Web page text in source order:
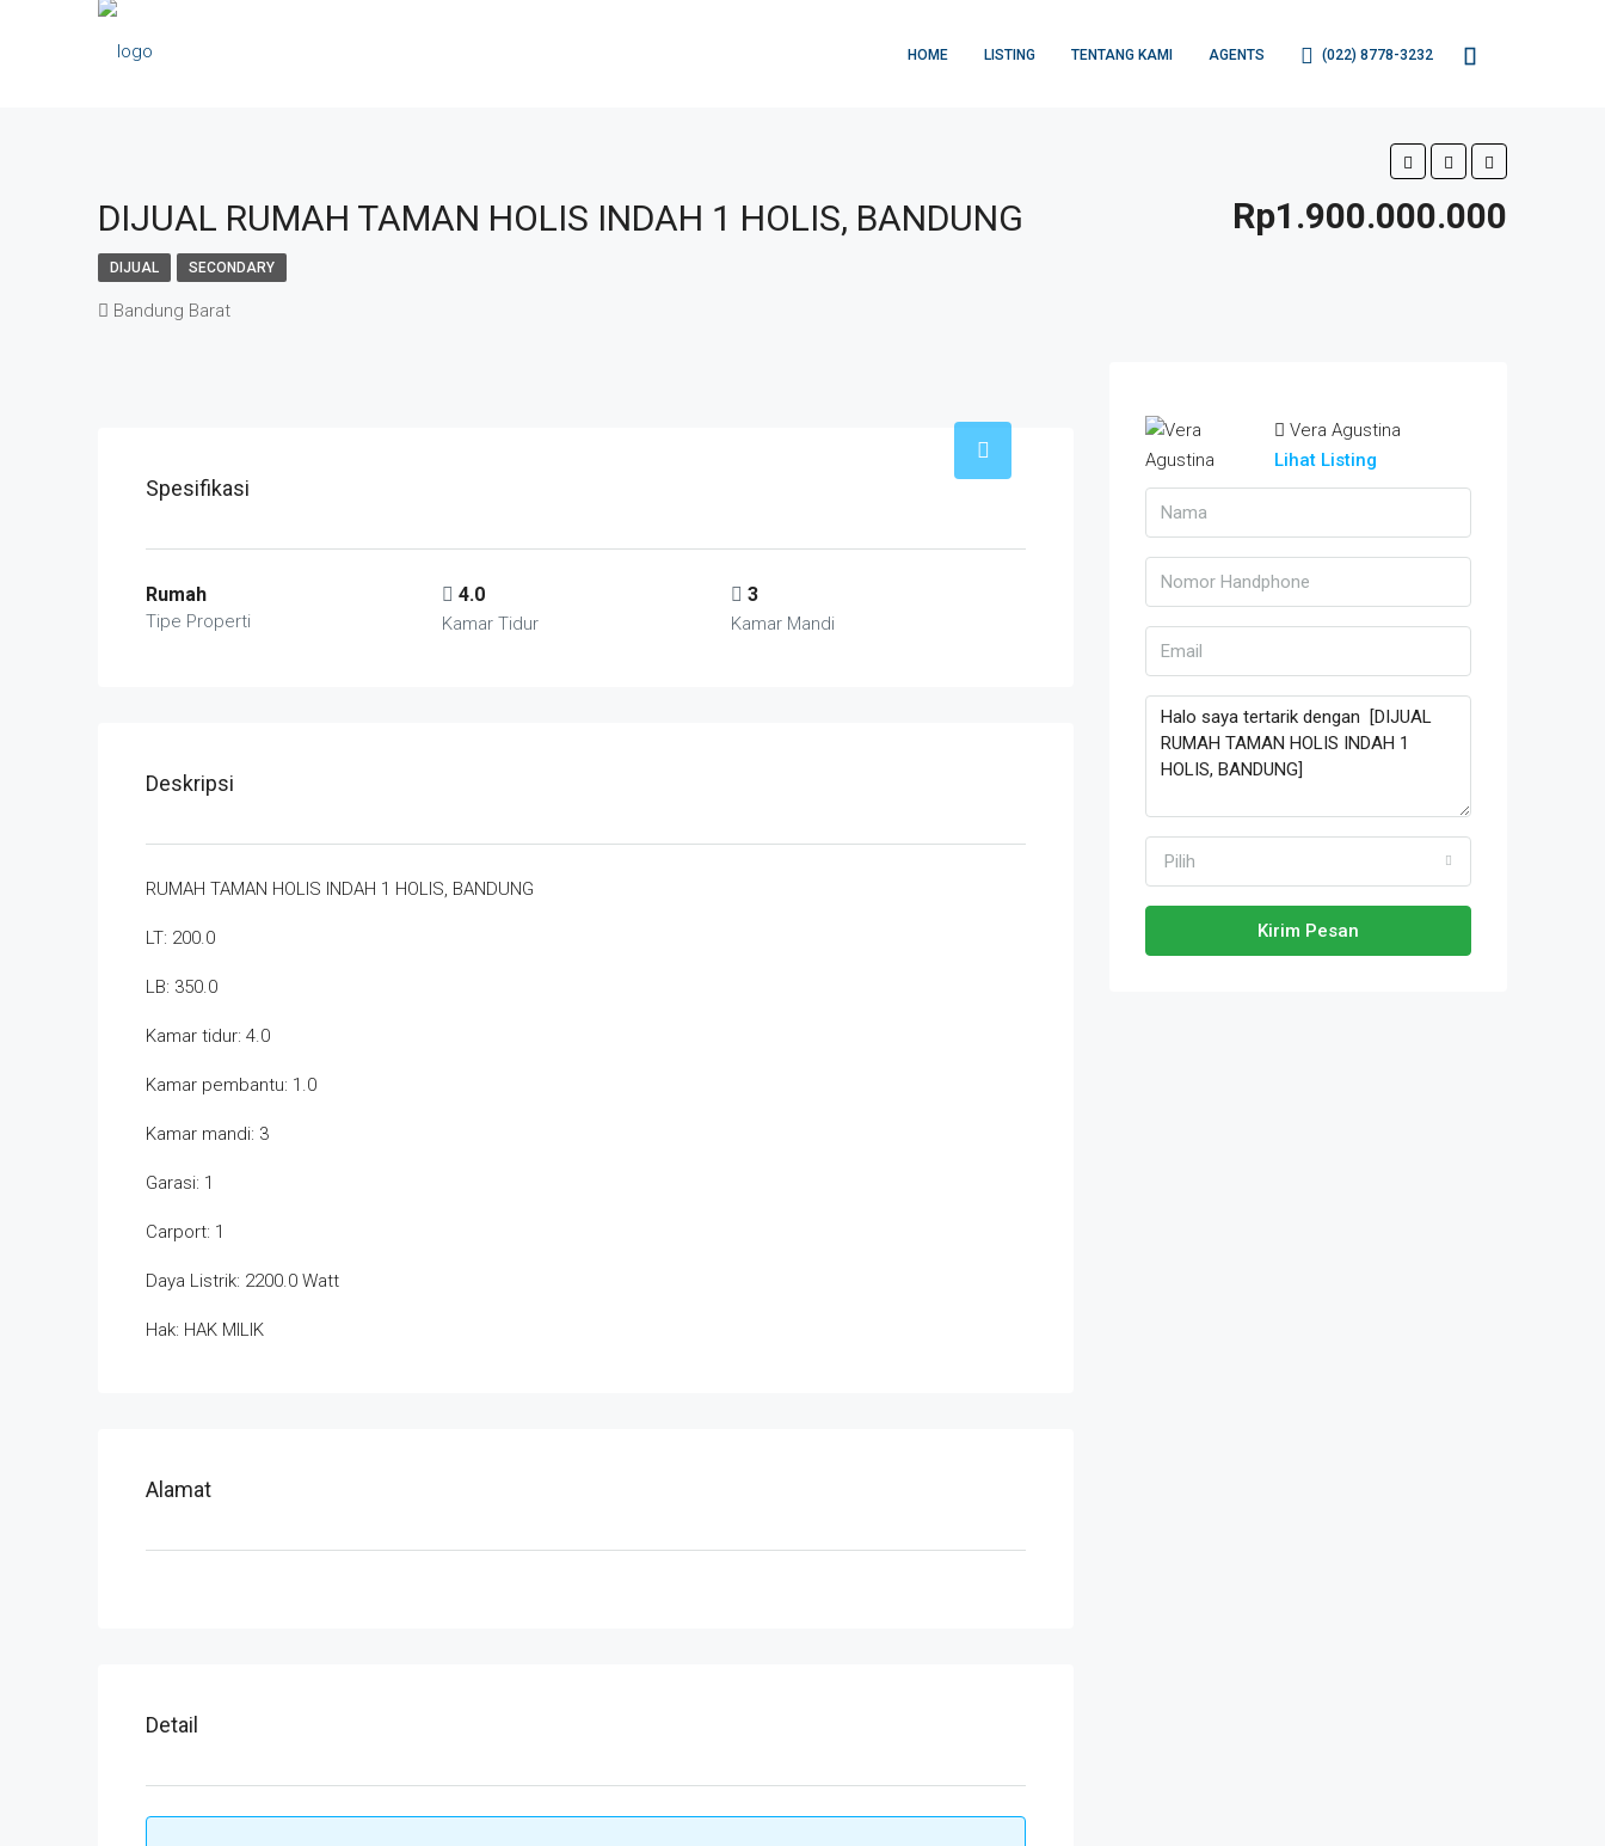
HOME LISTING TENTANG KAMI AGENTS (022) 8778-3232
DIJUAL RUMAH TAMAN HOLIS INDAH 1 HOLIS, BANDUNG Rp1.900.000.000
DIJUAL SECONDARY
Bandung Barat
Spesifikasi
Rumah
Tipe Properti
4.0
Kamar Tidur
3
Kamar Mandi
Deskripsi
RUMAH TAMAN HOLIS INDAH 1 HOLIS, BANDUNG
LT: 200.0
LB: 350.0
Kamar tidur: 4.0
Kamar pembantu: 1.0
Kamar mandi: 3
Garasi: 1
Carport: 1
Daya Listrik: 2200.0 Watt
Hak: HAK MILIK
Alamat
Detail
Vera Agustina
Lihat Listing
Pilih
Kirim Pesan